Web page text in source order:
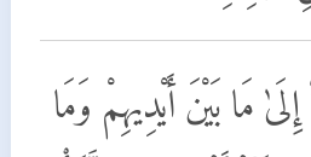
إِلَىٰ مَا بَيْنَ أَيْدِيهِمْ وَمَا